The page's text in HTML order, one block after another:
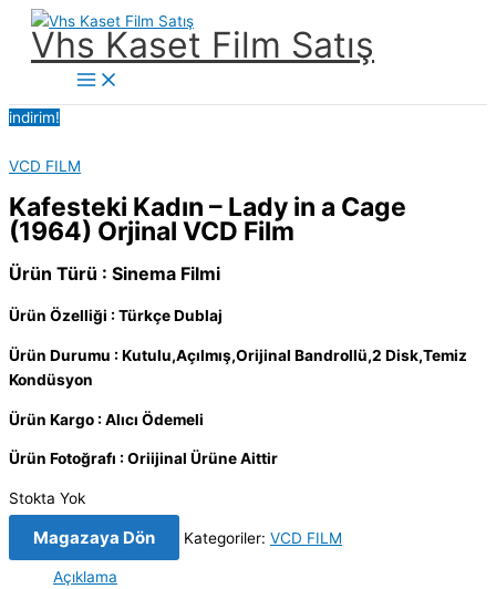
İçeriğe
Vhs Kaset Film Satış
Main
Menu
indirim!
VCD FILM
Kafesteki Kadın – Lady in a Cage
(1964) Orjinal VCD Film
Ürün Türü : Sinema Filmi
Ürün Özelliği : Türkçe Dublaj
Ürün Durumu : Kutulu,Açılmış,Orijinal Bandrollü,2 Disk,Temiz
Kondüsyon
Ürün Kargo : Alıcı Ödemeli
Ürün Fotoğrafı : Oriijinal Ürüne Aittir
Stokta Yok
Magazaya Dön Kategoriler: VCD FILM
Açıklama